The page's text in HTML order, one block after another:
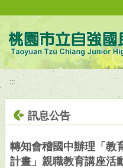
:::
訊息公告
轉知會稽國中辦理「教
計畫」親職教育講座活